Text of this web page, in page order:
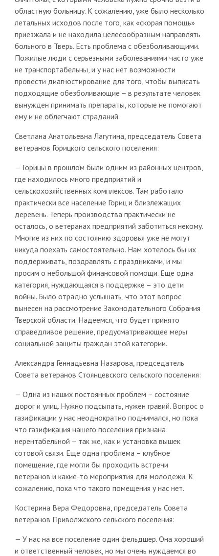
областную больницу. К сожалению, уже было несколько
летальных исходов после того, как «скорая помощь»
приезжала и не находила целесообразным направлять
больного в Тверь. Есть проблема с обезболивающими.
Пожилые люди с серьезными заболеваниями часто уже
не транспортабельны, и у нас нет возможности
провести диагностирование для того, чтобы выписать
подходящие обезболивающие – в результате человек
вынужден принимать препараты, которые не помогают
ему и не облегчают страданий.
Светлана Анатольевна Лагутина, председатель Совета
ветеранов Горицкого сельского поселения:
— Горицы в прошлом были одним из районных центров,
где находилось много предприятий и
сельскохозяйственных комплексов. Там работало
практически все население Гориц и близлежащих
деревень. Теперь производства практически не
осталось, о ветеранах предприятий заботиться некому.
Многие из них по состоянию здоровья уже не могут
никуда поехать самостоятельно. Нам хотелось бы их
поддерживать, поздравлять с праздниками, и мы
просим о небольшой финансовой помощи. Еще одна
категория, нуждающаяся в поддержке – это дети
войны. Было отрадно услышать, что этот вопрос
вынесен на рассмотрение Законодательного Собрания
Тверской области. Надеемся, что будет принято
справедливое решение, предусматривающее меры
социальной защиты граждан этой категории.
Александра Геннадьевна Назарова, председатель
Совета ветеранов Стоянцевского сельского поселения:
— Одна из наших постоянных проблем – состояние
дорог и улиц. Нужно подсыпать, нужен гравий. Вопрос о
газификации у нас неоднократно поднимался, но пока
что газификация нашего поселения признана
нерентабельной – так же, как и установка вышек
сотовой связи. Еще одна проблема – клубное
помещение, где могли бы проходить встречи
ветеранов и какие-то мероприятия для молодежи. К
сожалению, пока что такого помещения у нас нет.
Костерина Вера Федоровна, председатель Совета
ветеранов Приволжского сельского поселения:
— У нас на все поселение один фельдшер. Она хороший
и ответственный человек, но мы очень нуждаемся во